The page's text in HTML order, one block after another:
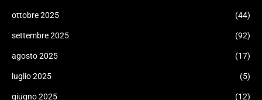
ottobre 2025 (44)
settembre 2025 (92)
agosto 2025 (17)
luglio 2025 (5)
giugno 2025 (12)